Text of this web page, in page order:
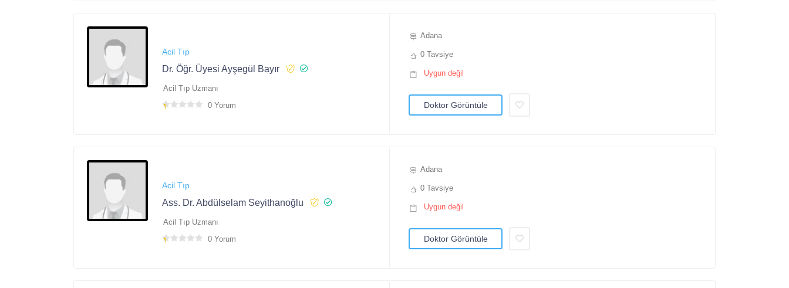
Acil Tıp
Dr. Öğr. Üyesi Ayşegül Bayır
Acil Tıp Uzmanı
0 Yorum
Adana
0 Tavsiye
Uygun değil
Doktor Görüntüle
Acil Tıp
Ass. Dr. Abdülselam Seyithanoğlu
Acil Tıp Uzmanı
0 Yorum
Adana
0 Tavsiye
Uygun değil
Doktor Görüntüle